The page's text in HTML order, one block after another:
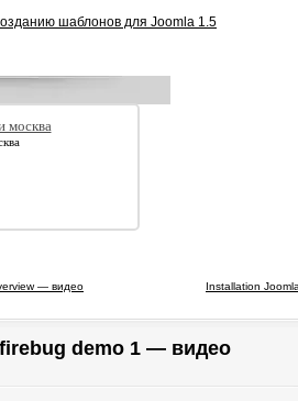
шаблонов для Joomla 1.5
москва
— видео Installation
demo 1 — видео